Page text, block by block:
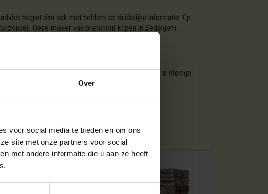
Over
voor social media te bieden en om ons
site met onze partners voor social
met andere informatie die u aan ze heeft
begint dan ook met heldere en duidelijke informatie. Op
Deze manier van brandhout kopen in Zedelgem
introductie van ovengedroogd brandhout gestapeld in stevige
ASSORTIMENTEN